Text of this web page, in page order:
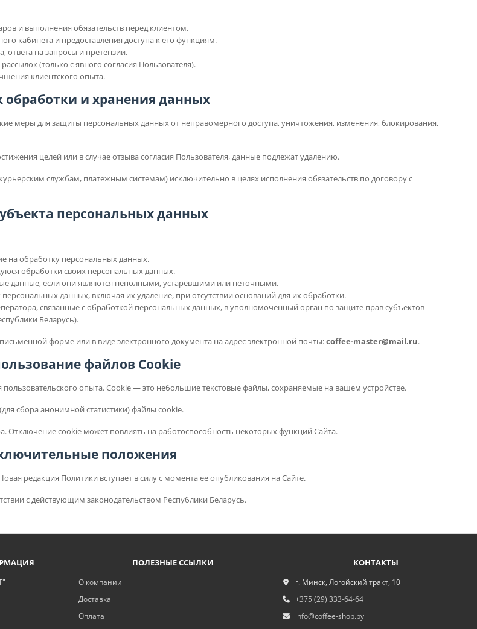
и выполнения обязательств перед клиентом.
кабинета и предоставления доступа к его функциям.
ответа на запросы и претензии.
(только с явного согласия Пользователя).
клиентского опыта.
обработки и хранения данных
меры для защиты персональных данных от неправомерного доступа, уничтожения, изменения, блокирования,
целей или в случае отзыва согласия Пользователя, данные подлежат удалению.
службам, платежным системам) исключительно в целях исполнения обязательств по договору с
персональных данных
на обработку персональных данных.
обработки своих персональных данных.
данные, если они являются неполными, устаревшими или неточными.
данных, включая их удаление, при отсутствии оснований для их обработки.
связанные с обработкой персональных данных, в уполномоченный орган по защите прав субъектов
Беларусь).
форме или в виде электронного документа на адрес электронной почты:coffee-master@mail.ru.
файлов Cookie
опыта. Cookie — это небольшие текстовые файлы, сохраняемые на вашем устройстве.
сбора анонимной статистики) файлы cookie.
Отключение cookie может повлиять на работоспособность некоторых функций Сайта.
положения
редакция Политики вступает в силу с момента ее опубликования на Сайте.
с действующим законодательством Республики Беларусь.
ПОЛЕЗНЫЕ ССЫЛКИ
О компании
Доставка
Оплата
КОНТАКТЫ
г. Минск, Логойский тракт, 10
+375 (29) 333-64-64
info@coffee-shop.by